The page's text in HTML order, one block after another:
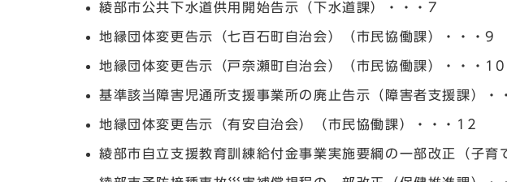
綾部市公共下水道供用開始告示（下水道課）・・・7
地縁団体変更告示（七百石町自治会）（市民協働課）・・・9
地縁団体変更告示（戸奈瀬町自治会）（市民協働課）・・・10
基準該当障害児通所支援事業所の廃止告示（障害者支援課）・
地縁団体変更告示（有安自治会）（市民協働課）・・・12
綾部市自立支援教育訓練給付金事業実施要綱の一部改正（子育